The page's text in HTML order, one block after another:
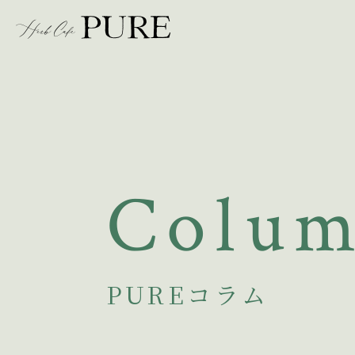
PUREコラム